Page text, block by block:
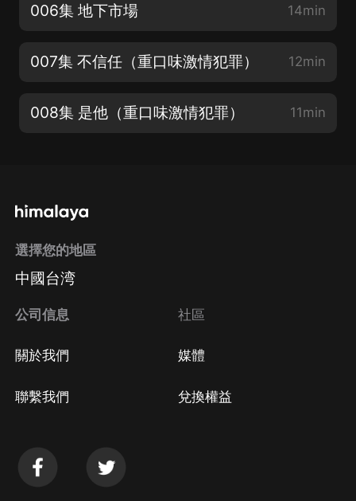
006集 地下市場 14min
007集 不信任（重口味激情犯罪） 12min
008集 是他（重口味激情犯罪） 11min
選擇您的地區
中國台湾
公司信息
關於我們
聯繫我們
社區
媒體
兌換權益